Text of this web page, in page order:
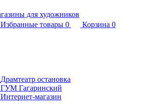
Избранные товары 0 Корзина 0
Драмтеатр остановка
ГУМ Гагаринский
Интернет-магазин